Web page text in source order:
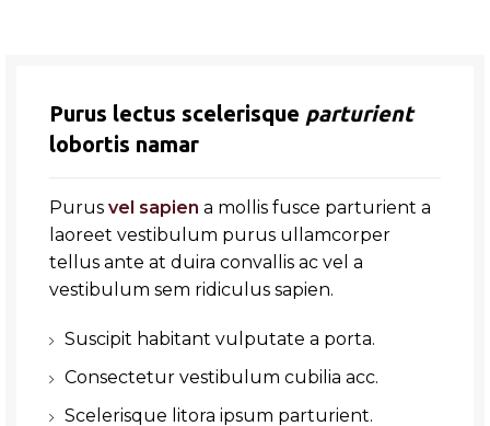
Purus lectus scelerisque parturient
lobortis namar
Purus vel sapien a mollis fusce parturient a
laoreet vestibulum purus ullamcorper
tellus ante at duira convallis ac vel a
vestibulum sem ridiculus sapien.
Suscipit habitant vulputate a porta.
Consectetur vestibulum cubilia acc.
Scelerisque litora ipsum parturient.